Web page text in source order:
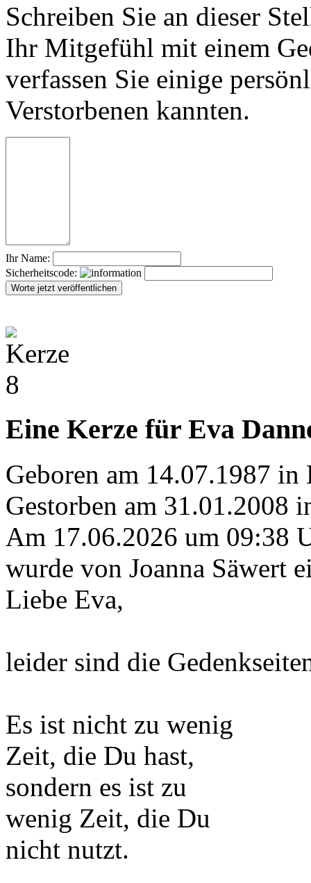
Schreiben Sie an dieser
Ihr Mitgefühl mit einem
verfassen Sie einige
Verstorbenen kannten.
Ihr Name:
Sicherheitscode:
Eine Kerze für Eva
Geboren am 14.07.1987 in
Gestorben am 31.01.2008
Am 17.06.2026 um 09:38
wurde von Joanna Säwert
Liebe Eva,
leider sind die
Es ist nicht zu wenig
Zeit, die Du hast,
sondern es ist zu
wenig Zeit, die Du
nicht nutzt.